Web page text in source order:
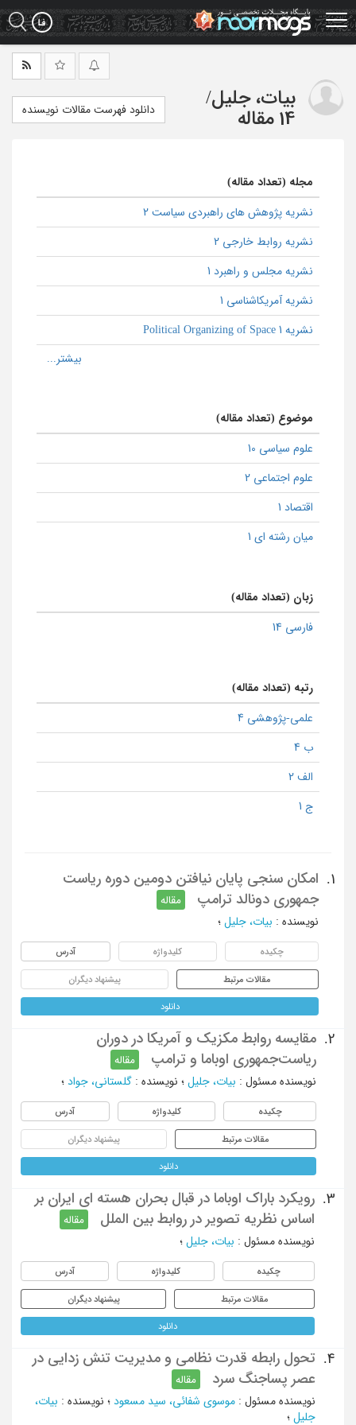
Skip
to
main
بیات، جلیل/
14 مقاله
دانلود فهرست مقالات نویسنده
مجله (تعداد مقاله)
نشریه پژوهش های راهبردی سیاست 2
نشریه روابط خارجی 2
نشریه مجلس و راهبرد 1
نشریه آمریکاشناسی 1
نشریه Political Organizing of Space 1
موضوع (تعداد مقاله)
علوم سیاسی 10
علوم اجتماعی 2
اقتصاد 1
میان رشته ای 1
زبان (تعداد مقاله)
فارسی 14
رتبه (تعداد مقاله)
علمی-پژوهشی 4
ب 4
الف 2
ج 1
1.
امکان سنجی پایان نیافتن دومین دوره ریاست
جمهوری دونالد ترامپ
مقاله
نویسنده : بیات، جلیل ؛
چکیده کلیدواژه آدرس
مقالات مرتبط پیشنهاد دیگران
دانلود
2.
مقایسه روابط مکزیک و آمریکا در دوران
ریاست‌جمهوری اوباما و ترامپ
مقاله
نویسنده مسئول : بیات، جلیل ؛ نویسنده : گلستانی، جواد ؛
چکیده کلیدواژه آدرس
مقالات مرتبط پیشنهاد دیگران
دانلود
3.
رویکرد باراک اوباما در قبال بحران هسته ای ایران بر
اساس نظریه تصویر در روابط ‌بین ‌الملل
مقاله
نویسنده مسئول : بیات، جلیل ؛
چکیده کلیدواژه آدرس
مقالات مرتبط پیشنهاد دیگران
دانلود
4.
تحول رابطه قدرت نظامی و مدیریت تنش زدایی در
عصر پساجنگ سرد
مقاله
نویسنده مسئول : موسوی شفائی، سید مسعود ؛ نویسنده : بیات،
جلیل ؛